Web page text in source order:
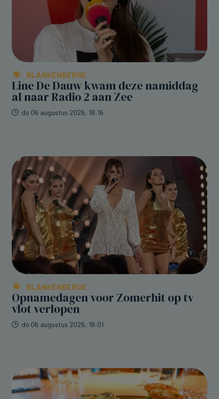
BLANKENBERGE
Line De Dauw kwam deze namiddag
al naar Radio 2 aan Zee
do 06 augustus 2026, 18:16
BLANKENBERGE
Opnamedagen voor Zomerhit op tv
vlot verlopen
do 06 augustus 2026, 18:01